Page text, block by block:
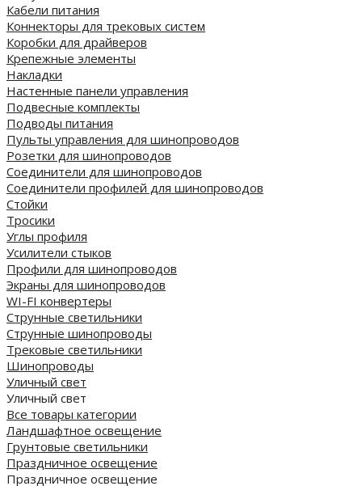
Кабели питания
Коннекторы для трековых систем
Коробки для драйверов
Крепежные элементы
Накладки
Настенные панели управления
Подвесные комплекты
Подводы питания
Пульты управления для шинопроводов
Розетки для шинопроводов
Соединители для шинопроводов
Соединители профилей для шинопроводов
Стойки
Тросики
Углы профиля
Усилители стыков
Профили для шинопроводов
Экраны для шинопроводов
WI-FI конвертеры
Струнные светильники
Струнные шинопроводы
Трековые светильники
Шинопроводы
Уличный свет
Уличный свет
Все товары категории
Ландшафтное освещение
Грунтовые светильники
Праздничное освещение
Праздничное освещение